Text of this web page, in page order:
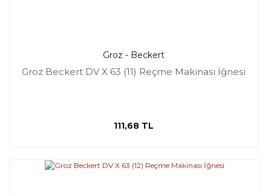
Groz - Beckert
Groz Beckert DV X 63 (11) Reçme Makinası İğnesi
111,68 TL